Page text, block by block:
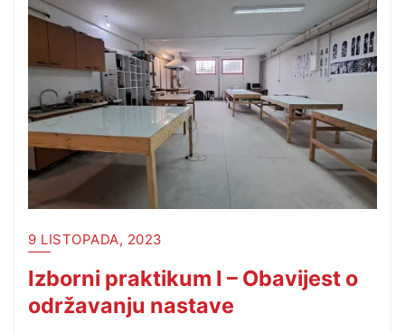
9 LISTOPADA, 2023
Izborni praktikum I – Obavijest o
održavanju nastave